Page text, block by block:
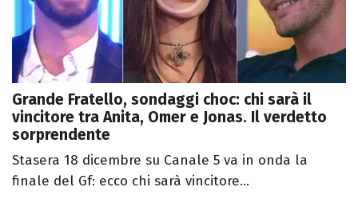
Grande Fratello, sondaggi choc: chi sarà il
vincitore tra Anita, Omer e Jonas. Il verdetto
sorprendente
Stasera 18 dicembre su Canale 5 va in onda la
finale del Gf: ecco chi sarà vincitore...